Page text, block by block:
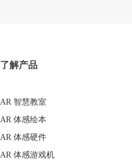
了解产品
AR 智慧教室
AR 体感绘本
AR 体感硬件
AR 体感游戏机